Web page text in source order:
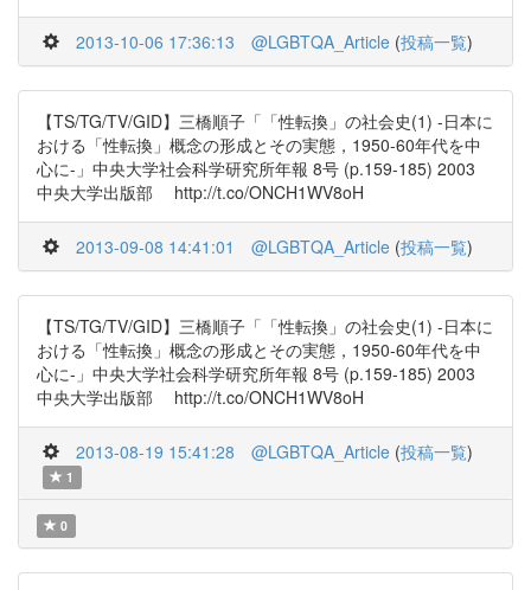
2013-10-06 17:36:13 @LGBTQA_Article (投稿一覧)
【TS/TG/TV/GID】三橋順子「「性転換」の社会史(1) -日本に
おける「性転換」概念の形成とその実態，1950-60年代を中
心に-」中央大学社会科学研究所年報 8号 (p.159-185) 2003
中央大学出版部 http://t.co/ONCH1WV8oH
2013-09-08 14:41:01 @LGBTQA_Article (投稿一覧)
【TS/TG/TV/GID】三橋順子「「性転換」の社会史(1) -日本に
おける「性転換」概念の形成とその実態，1950-60年代を中
心に-」中央大学社会科学研究所年報 8号 (p.159-185) 2003
中央大学出版部 http://t.co/ONCH1WV8oH
2013-08-19 15:41:28 @LGBTQA_Article (投稿一覧)
1
0